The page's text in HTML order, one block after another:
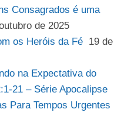
Consagrados é uma
de 2025
os Heróis da Fé 19 de
na Expectativa do
21 – Série Apocalipse
Para Tempos Urgentes